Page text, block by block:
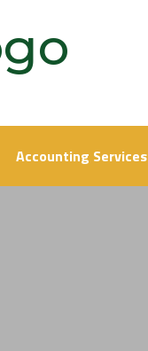
Accounting Services